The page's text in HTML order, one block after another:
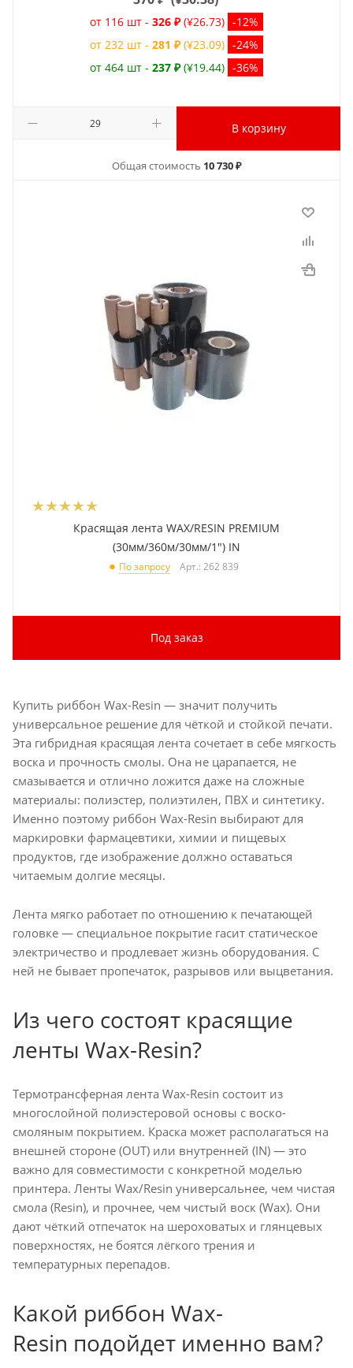
от 116 шт - 326 ₽ (¥26.73) -12%
от 232 шт - 281 ₽ (¥23.09) -24%
от 464 шт - 237 ₽ (¥19.44) -36%
В корзину
Общая стоимость 10 730 ₽
Красящая лента WAX/RESIN PREMIUM
(30мм/360м/30мм/1") IN
По запросу Арт.: 262 839
Под заказ
Купить риббон Wax-Resin — значит получить
универсальное решение для чёткой и стойкой печати.
Эта гибридная красящая лента сочетает в себе мягкость
воска и прочность смолы. Она не царапается, не
смазывается и отлично ложится даже на сложные
материалы: полиэстер, полиэтилен, ПВХ и синтетику.
Именно поэтому риббон Wax-Resin выбирают для
маркировки фармацевтики, химии и пищевых
продуктов, где изображение должно оставаться
читаемым долгие месяцы.
Лента мягко работает по отношению к печатающей
головке — специальное покрытие гасит статическое
электричество и продлевает жизнь оборудования. С
ней не бывает пропечаток, разрывов или выцветания.
Из чего состоят красящие
ленты Wax-Resin?
Термотрансферная лента Wax-Resin состоит из
многослойной полиэстеровой основы с воско-
смоляным покрытием. Краска может располагаться на
внешней стороне (OUT) или внутренней (IN) — это
важно для совместимости с конкретной моделью
принтера. Ленты Wax/Resin универсальнее, чем чистая
смола (Resin), и прочнее, чем чистый воск (Wax). Они
дают чёткий отпечаток на шероховатых и глянцевых
поверхностях, не боятся лёгкого трения и
температурных перепадов.
Какой риббон Wax-
Resin подойдет именно вам?